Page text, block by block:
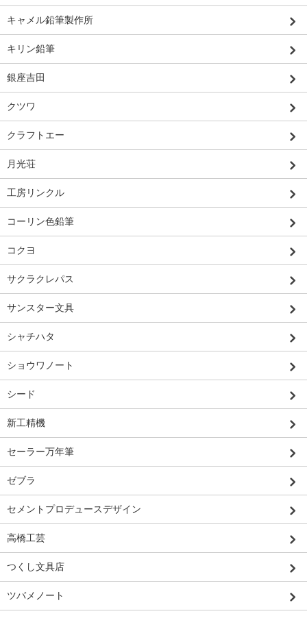
キャメル鉛筆製作所
キリン鉛筆
銀座吉田
クツワ
クラフトエー
月光荘
工房リンクル
コーリン色鉛筆
コクヨ
サクラクレパス
サンスター文具
シャチハタ
ショウワノート
シード
新工精機
セーラー万年筆
ゼブラ
セメントプロデュースデザイン
高橋工芸
つくし文具店
ツバメノート